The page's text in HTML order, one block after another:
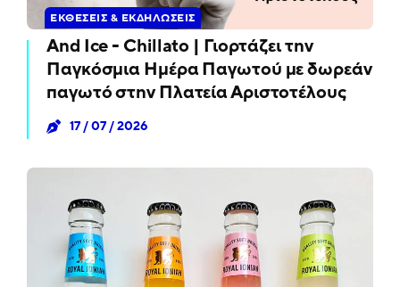
ΕΚΘΈΣΕΙΣ & ΕΚΔΗΛΏΣΕΙΣ
And Ice - Chillato | Γιορτάζει την
Παγκόσμια Ημέρα Παγωτού με δωρεάν
παγωτό στην Πλατεία Αριστοτέλους
17 / 07 / 2026